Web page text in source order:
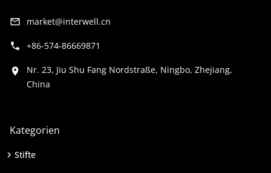
market@interwell.cn
+86-574-86669871
Nr. 23, Jiu Shu Fang Nordstraße, Ningbo, Zhejiang,
China
Kategorien
Stifte